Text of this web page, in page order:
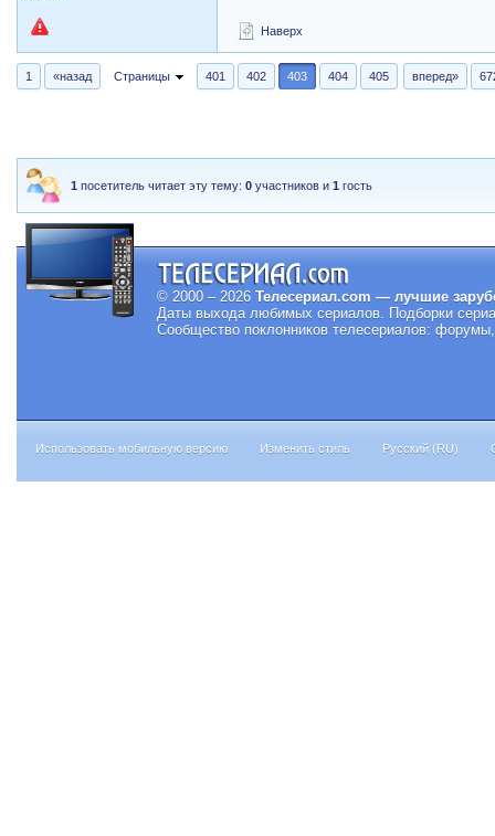
Наверх
1 «назад Страницы 401 402 403 404 405 вперед»
1 посетитель читает эту тему:0 участников и1 гость
© 2000 – 2026 Телесериал.com — лучшие
Даты выхода любимых сериалов. Подборки
Сообщество поклонников телесериалов:
Использовать мобильную версию Изменить стиль Русский (RU)